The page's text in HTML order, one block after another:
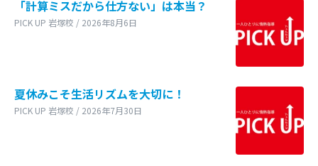
「計算ミスだから仕方ない」は本当？
PICK UP 岩塚校 / 2026年8月6日
夏休みこそ生活リズムを大切に！
PICK UP 岩塚校 / 2026年7月30日